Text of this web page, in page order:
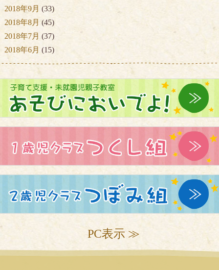
2018年9月 (33)
2018年8月 (45)
2018年7月 (37)
2018年6月 (15)
PC表示 ≫